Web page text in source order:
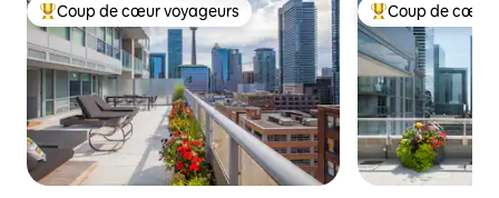
Coups de cœur voyageurs les plus appréciés
Coup de cœur voyageurs Coups de cœur
Coup de cœur